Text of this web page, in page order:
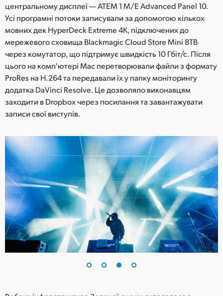
центральному дисплеї — ATEM 1 M/E Advanced Panel 10.
Усі програмні потоки записували за допомогою кількох
мовних дек HyperDeck Extreme 4K, підключених до
мережевого сховища Blackmagic Cloud Store Mini 8TB
через комутатор, що підтримує швидкість 10 Гбіт/с. Після
цього на комп'ютері Mac перетворювали файли з формату
ProRes на H.264 та передавали їх у папку моніторингу
додатка DaVinci Resolve. Це дозволяло виконавцям
заходити в Dropbox через посилання та завантажувати
записи свої виступів.